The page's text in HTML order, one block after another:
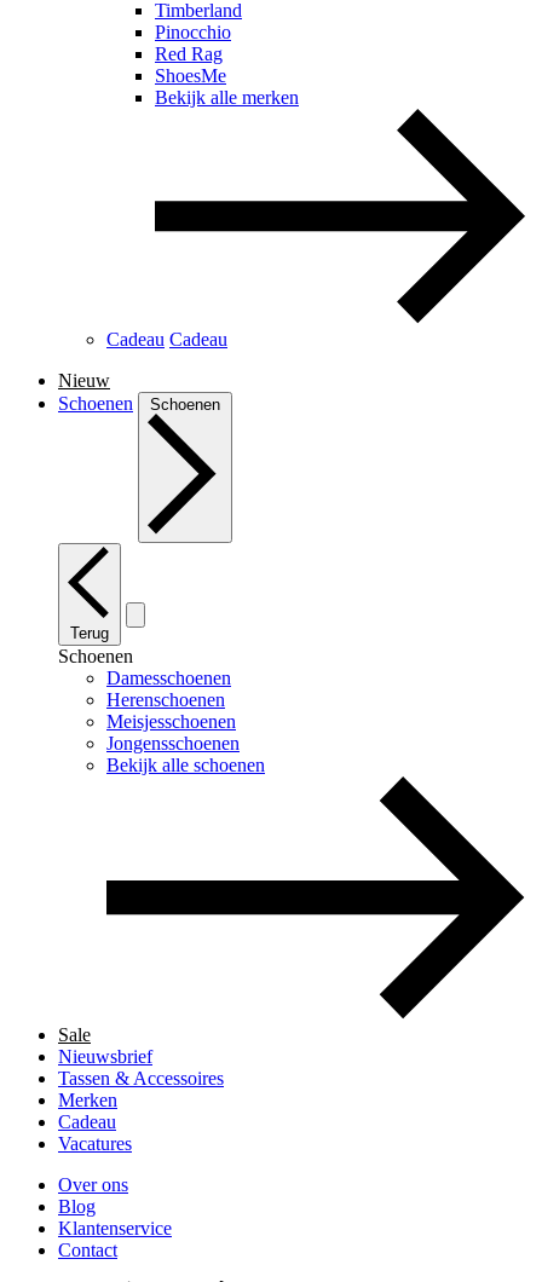
Timberland
Pinocchio
Red Rag
ShoesMe
Bekijk alle merken
Cadeau Cadeau
Nieuw
Schoenen
Schoenen
Terug
Schoenen
Damesschoenen
Herenschoenen
Meisjesschoenen
Jongensschoenen
Bekijk alle schoenen
Sale
Nieuwsbrief
Tassen & Accessoires
Merken
Cadeau
Vacatures
Over ons
Blog
Klantenservice
Contact